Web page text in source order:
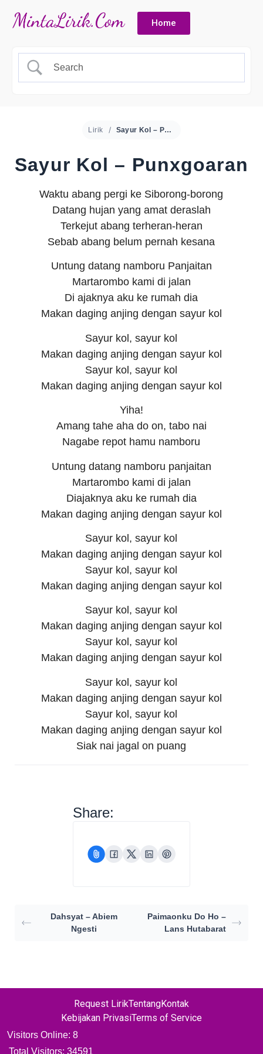
Home
Lirik Sayur Kol – Punxgoaran
Sayur Kol – Punxgoaran
Waktu abang pergi ke Siborong-borong
Datang hujan yang amat deraslah
Terkejut abang terheran-heran
Sebab abang belum pernah kesana
Untung datang namboru Panjaitan
Martarombo kami di jalan
Di ajaknya aku ke rumah dia
Makan daging anjing dengan sayur kol
Sayur kol, sayur kol
Makan daging anjing dengan sayur kol
Sayur kol, sayur kol
Makan daging anjing dengan sayur kol
Yiha!
Amang tahe aha do on, tabo nai
Nagabe repot hamu namboru
Untung datang namboru panjaitan
Martarombo kami di jalan
Diajaknya aku ke rumah dia
Makan daging anjing dengan sayur kol
Sayur kol, sayur kol
Makan daging anjing dengan sayur kol
Sayur kol, sayur kol
Makan daging anjing dengan sayur kol
Sayur kol, sayur kol
Makan daging anjing dengan sayur kol
Sayur kol, sayur kol
Makan daging anjing dengan sayur kol
Sayur kol, sayur kol
Makan daging anjing dengan sayur kol
Sayur kol, sayur kol
Makan daging anjing dengan sayur kol
Siak nai jagal on puang
Share:
Dahsyat – Abiem
Ngesti
Paimaonku Do Ho –
Lans Hutabarat
Request LirikTentangKontak
Kebijakan PrivasiTerms of Service
Visitors Online: 8
Total Visitors: 34591